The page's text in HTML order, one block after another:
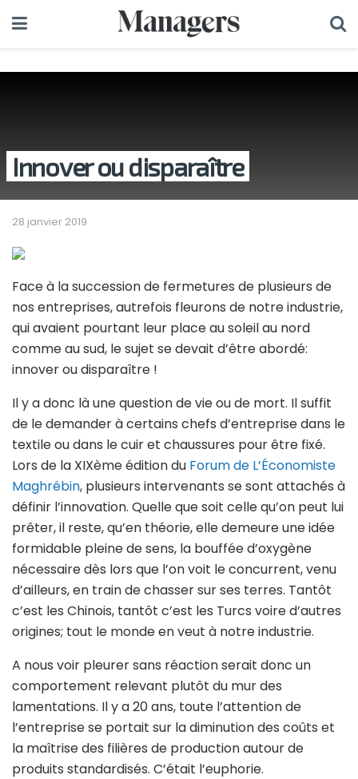
Innover ou disparaître
28 janvier 2019
Face à la succession de fermetures de plusieurs de
nos entreprises, autrefois fleurons de notre industrie,
qui avaient pourtant leur place au soleil au nord
comme au sud, le sujet se devait d’être abordé:
innover ou disparaître !
Il y a donc là une question de vie ou de mort. Il suffit
de le demander à certains chefs d’entreprise dans le
textile ou dans le cuir et chaussures pour être fixé.
Lors de la XIXème édition du Forum de L’Économiste
Maghrébin, plusieurs intervenants se sont attachés à
définir l’innovation. Quelle que soit celle qu’on peut lui
prêter, il reste, qu’en théorie, elle demeure une idée
formidable pleine de sens, la bouffée d’oxygène
nécessaire dès lors que l’on voit le concurrent, venu
d’ailleurs, en train de chasser sur ses terres. Tantôt
c’est les Chinois, tantôt c’est les Turcs voire d’autres
origines; tout le monde en veut à notre industrie.
A nous voir pleurer sans réaction serait donc un
comportement relevant plutôt du mur des
lamentations. Il y a 20 ans, toute l’attention de
l’entreprise se portait sur la diminution des coûts et
la maîtrise des filières de production autour de
produits standardisés. C’était l’euphorie.